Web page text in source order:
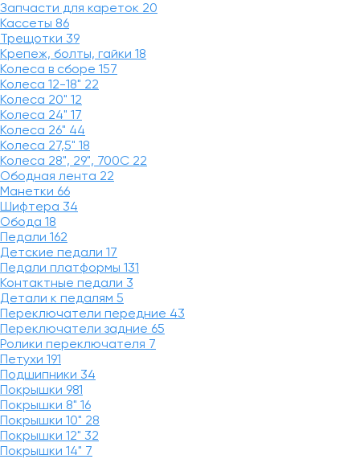
Запчасти для кареток 20
Кассеты 86
Трещотки 39
Крепеж, болты, гайки 18
Колеса в сборе 157
Колеса 12-18" 22
Колеса 20" 12
Колеса 24" 17
Колеса 26" 44
Колеса 27,5" 18
Колеса 28", 29", 700С 22
Ободная лента 22
Манетки 66
Шифтера 34
Обода 18
Педали 162
Детские педали 17
Педали платформы 131
Контактные педали 3
Детали к педалям 5
Переключатели передние 43
Переключатели задние 65
Ролики переключателя 7
Петухи 191
Подшипники 34
Покрышки 981
Покрышки 8" 16
Покрышки 10" 28
Покрышки 12" 32
Покрышки 14" 7